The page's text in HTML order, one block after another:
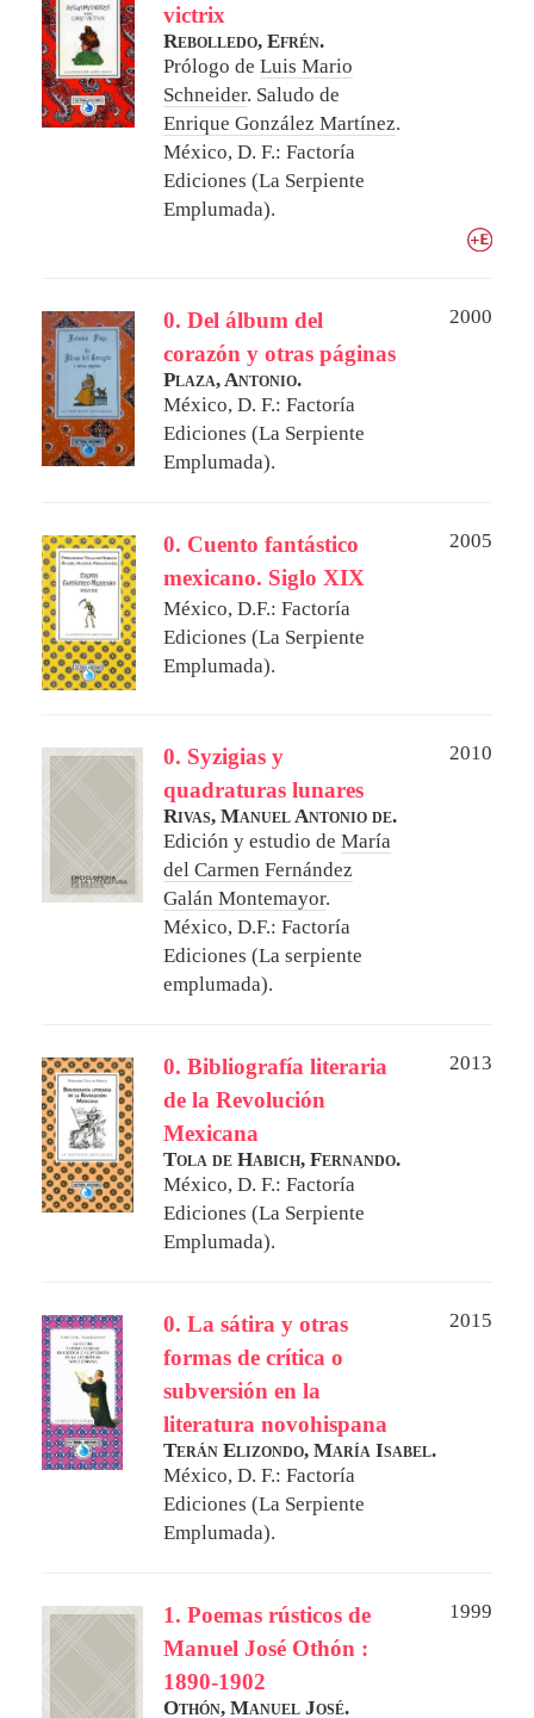
victrix
Rebolledo, Efrén.
Prólogo de Luis Mario
Schneider. Saludo de
Enrique González Martínez.
México, D. F.: Factoría
Ediciones (La Serpiente
Emplumada).
0. Del álbum del
corazón y otras páginas
2000
Plaza, Antonio.
México, D. F.: Factoría
Ediciones (La Serpiente
Emplumada).
0. Cuento fantástico
mexicano. Siglo XIX
2005
México, D.F.: Factoría
Ediciones (La Serpiente
Emplumada).
0. Syzigias y
quadraturas lunares
2010
Rivas, Manuel Antonio de.
Edición y estudio de María
del Carmen Fernández
Galán Montemayor.
México, D.F.: Factoría
Ediciones (La serpiente
emplumada).
0. Bibliografía literaria
de la Revolución
Mexicana
2013
Tola de Habich, Fernando.
México, D. F.: Factoría
Ediciones (La Serpiente
Emplumada).
0. La sátira y otras
formas de crítica o
subversión en la
literatura novohispana
2015
Terán Elizondo, María Isabel.
México, D. F.: Factoría
Ediciones (La Serpiente
Emplumada).
1. Poemas rústicos de
Manuel José Othón :
1890-1902
1999
Othón, Manuel José.